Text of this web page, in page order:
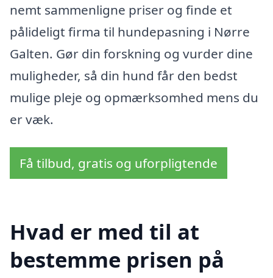
nemt sammenligne priser og finde et
pålideligt firma til hundepasning i Nørre
Galten. Gør din forskning og vurder dine
muligheder, så din hund får den bedst
mulige pleje og opmærksomhed mens du
er væk.
Få tilbud, gratis og uforpligtende
Hvad er med til at
bestemme prisen på